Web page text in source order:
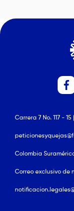
Carrera 7 No. 117 -
Colombia
Correo exclusivo de